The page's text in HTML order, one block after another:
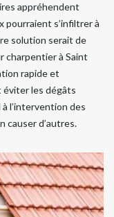
appréhendent
pourraient s’infiltrer à
solution serait de
charpentier à Saint
rapide et
éviter les dégâts
l’intervention des
causer d’autres.